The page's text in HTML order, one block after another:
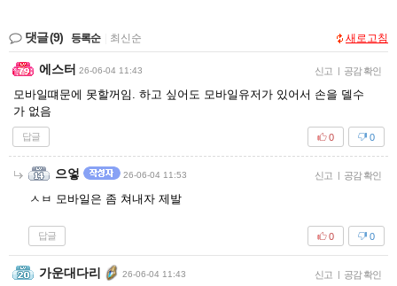
댓글(9) 등록순 최신순 새로고침
에스터 26-06-04 11:43 신고 | 공감 확인
모바일떄문에 못할꺼임. 하고 싶어도 모바일유저가 있어서 손을 델수
가 없음
답글 0
0
으엏 26-06-04 11:53 신고 | 공감 확인
ㅅㅂ 모바일은 좀 쳐내자 제발
답글 0
0
가운대다리 26-06-04 11:43 신고 | 공감 확인